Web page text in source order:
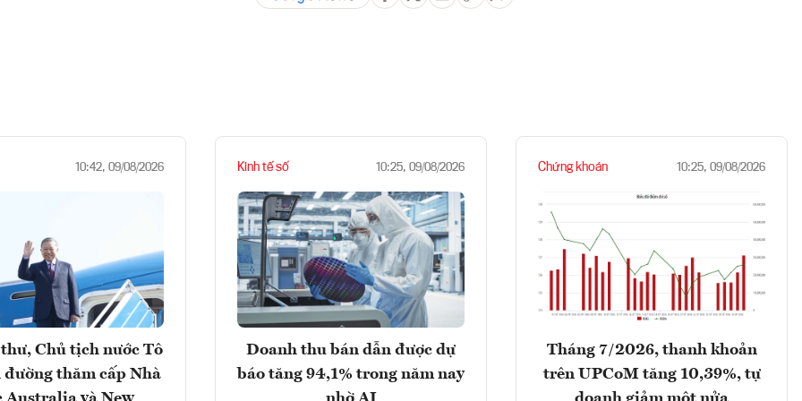
10:42, 09/08/2026
Chủ tịch nước Tô
đường thăm cấp Nhà
Kinh tế số 10:25, 09/08/2026
Doanh thu bán dẫn được dự
báo tăng 94,1% trong năm nay
Chứng khoán 10:25, 09/08/2026
Tháng 7/2026, thanh khoản
trên UPCoM tăng 10,39%, tự